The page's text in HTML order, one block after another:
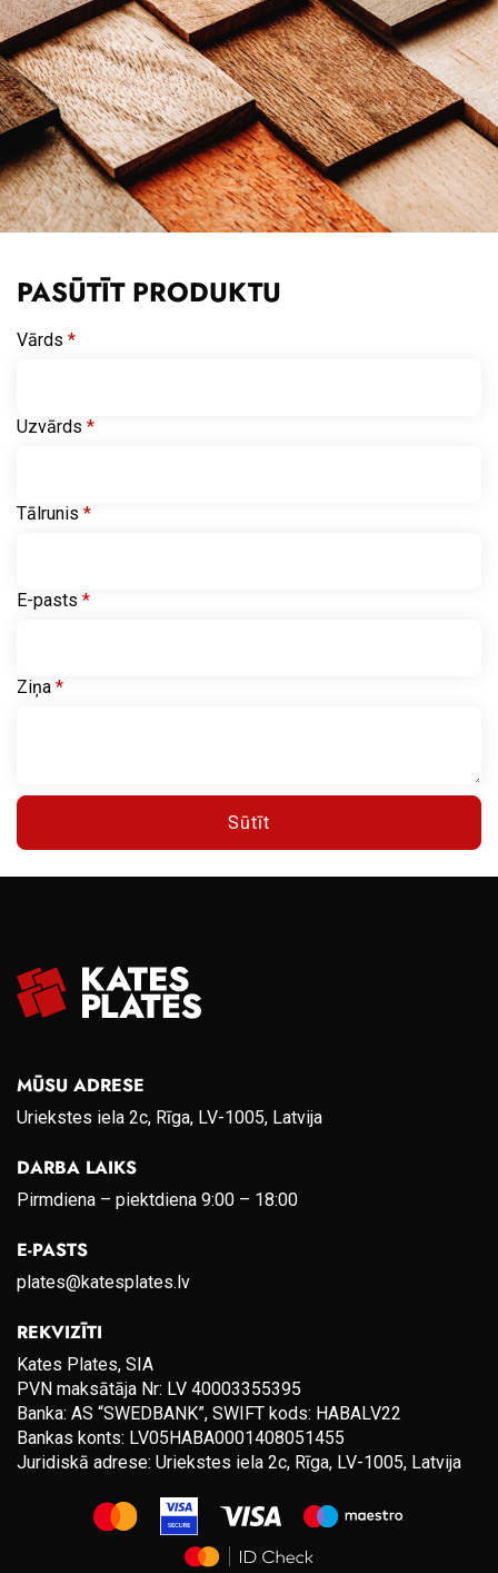
PASŪTĪT PRODUKTU
Vārds *
Uzvārds *
Tālrunis *
E-pasts *
Ziņa *
Sūtīt
MŪSU ADRESE
Uriekstes iela 2c, Rīga, LV-1005, Latvija
DARBA LAIKS
Pirmdiena – piektdiena 9:00 – 18:00
E-PASTS
plates@katesplates.lv
REKVIZĪTI
Kates Plates, SIA
PVN maksātāja Nr: LV 40003355395
Banka: AS “SWEDBANK”, SWIFT kods: HABALV22
Bankas konts: LV05HABA0001408051455
Juridiskā adrese: Uriekstes iela 2c, Rīga, LV-1005, Latvija